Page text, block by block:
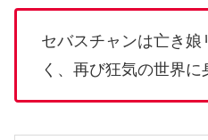
セバスチャンは亡き
く、再び狂気の世界に